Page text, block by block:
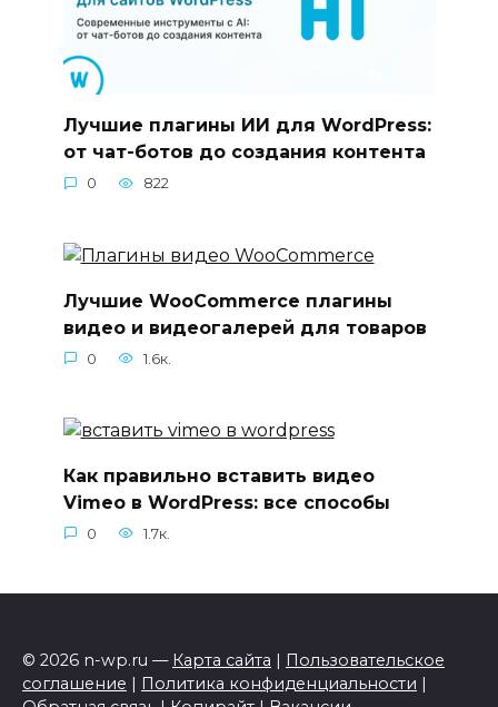
Лучшие плагины ИИ для WordPress:
от чат-ботов до создания контента
0 822
Лучшие WooCommerce плагины
видео и видеогалерей для товаров
0 1.6к.
Как правильно вставить видео
Vimeo в WordPress: все способы
0 1.7к.
© 2026 n-wp.ru — Карта сайта | Пользовательское
соглашение | Политика конфиденциальности |